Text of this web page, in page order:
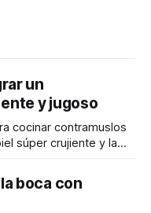
un
y jugoso
cocinar contramuslos
súper crujiente y la
boca con